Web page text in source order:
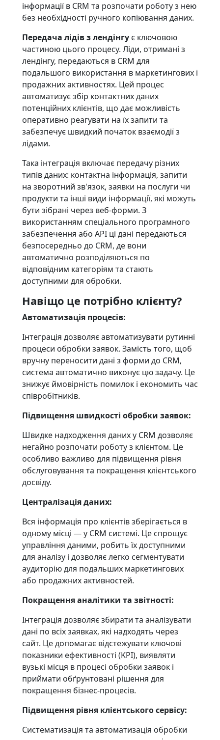
інформації в CRM та розпочати роботу з нею
без необхідності ручного копіювання даних.
Передача лідів з лендінгує ключовою
частиною цього процесу. Ліди, отримані з
лендінгу, передаються в CRM для
подальшого використання в маркетингових і
продажних активностях. Цей процес
автоматизує збір контактних даних
потенційних клієнтів, що дає можливість
оперативно реагувати на їх запити та
забезпечує швидкий початок взаємодії з
лідами.
Така інтеграція включає передачу різних
типів даних: контактна інформація, запити
на зворотний зв'язок, заявки на послуги чи
продукти та інші види інформації, які можуть
бути зібрані через веб-форми. З
використанням спеціального програмного
забезпечення або API ці дані передаються
безпосередньо до CRM, де вони
автоматично розподіляються по
відповідним категоріям та стають
доступними для обробки.
Навіщо це потрібно клієнту?
Автоматизація процесів:
Інтеграція дозволяє автоматизувати рутинні
процеси обробки заявок. Замість того, щоб
вручну переносити дані з форми до CRM,
система автоматично виконує цю задачу. Це
знижує ймовірність помилок і економить час
співробітників.
Підвищення швидкості обробки заявок:
Швидке надходження даних у CRM дозволяє
негайно розпочати роботу з клієнтом. Це
особливо важливо для підвищення рівня
обслуговування та покращення клієнтського
досвіду.
Централізація даних:
Вся інформація про клієнтів зберігається в
одному місці — у CRM системі. Це спрощує
управління даними, робить їх доступними
для аналізу і дозволяє легко сегментувати
аудиторію для подальших маркетингових
або продажних активностей.
Покращення аналітики та звітності:
Інтеграція дозволяє збирати та аналізувати
дані по всіх заявках, які надходять через
сайт. Це допомагає відстежувати ключові
показники ефективності (KPI), виявляти
вузькі місця в процесі обробки заявок і
приймати обґрунтовані рішення для
покращення бізнес-процесів.
Підвищення рівня клієнтського сервісу:
Систематизація та автоматизація обробки